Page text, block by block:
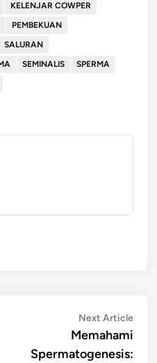
KELENJAR COWPER
PEMBEKUAN
SALURAN
SEMINALIS
SPERMA
Next ArticleNext
Memahami
Spermatogenesis: